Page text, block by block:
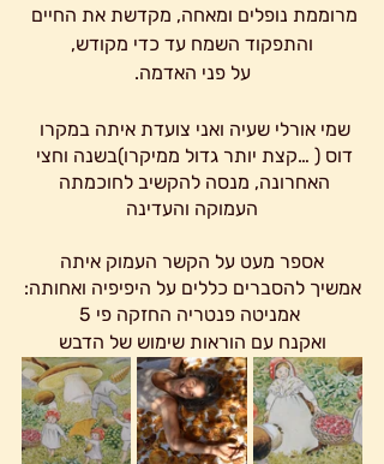
מרוממת נופלים ומאחה, מקדשת את החיים
והתפקוד השמח עד כדי מקודש,
על פני האדמה.
שמי אורלי שעיה ואני צועדת איתה במקרו
דוס ( …קצת יותר גדול ממיקרו)בשנה וחצי
האחרונה, מנסה להקשיב לחוכמתה
העמוקה והעדינה
אספר מעט על הקשר העמוק איתה
אמשיך להסברים כללים על היפיפיה ואחותה:
ואקנח עם הוראות שימוש של הדבש